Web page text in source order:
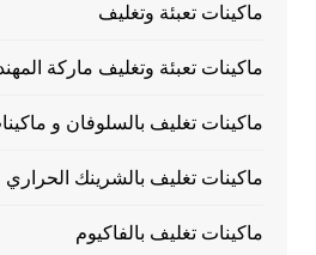
ماكينات تعبئة وتغليف
ماكينات تعبئة وتغليف ماركة
ماكينات تغليف بالسلوفان و
ماكينات تغليف بالشرينك الحراري
ماكينات تغليف بالفاكيوم